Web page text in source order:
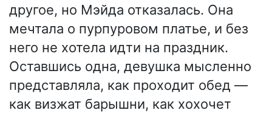
другое, но Мэйда отказалась. Она
мечтала о пурпуровом платье, и без
него не хотела идти на праздник.
Оставшись одна, девушка мысленно
представляла, как проходит обед —
как визжат барышни, как хохочет